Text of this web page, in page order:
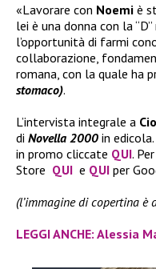
«Lavorare con Noemi è
lei è una donna con la
l’opportunità di farmi
collaborazione,
romana, con la quale ha
stomaco).
L’intervista integrale a
di Novella 2000 in
in promo cliccate QUI.
Store QUI e QUI per
(l’immagine di copertina è
LEGGI ANCHE: Alessia